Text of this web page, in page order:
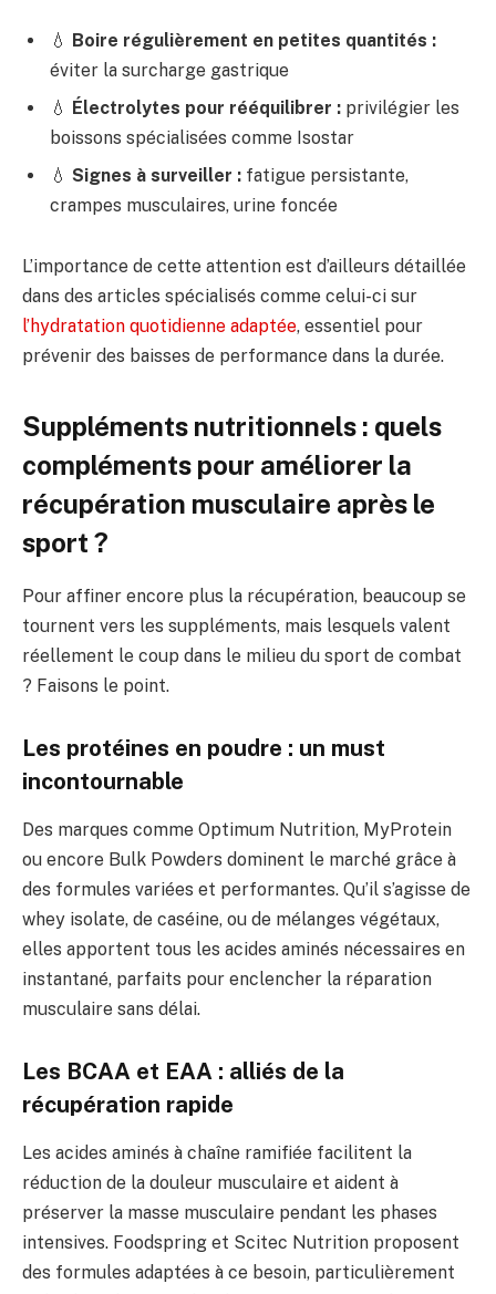
💧 Boire régulièrement en petites quantités :
éviter la surcharge gastrique
💧 Électrolytes pour rééquilibrer : privilégier les
boissons spécialisées comme Isostar
💧 Signes à surveiller : fatigue persistante,
crampes musculaires, urine foncée
L’importance de cette attention est d’ailleurs détaillée
dans des articles spécialisés comme celui-ci sur
l’hydratation quotidienne adaptée, essentiel pour
prévenir des baisses de performance dans la durée.
Suppléments nutritionnels : quels
compléments pour améliorer la
récupération musculaire après le
sport ?
Pour affiner encore plus la récupération, beaucoup se
tournent vers les suppléments, mais lesquels valent
réellement le coup dans le milieu du sport de combat
? Faisons le point.
Les protéines en poudre : un must
incontournable
Des marques comme Optimum Nutrition, MyProtein
ou encore Bulk Powders dominent le marché grâce à
des formules variées et performantes. Qu’il s’agisse de
whey isolate, de caséine, ou de mélanges végétaux,
elles apportent tous les acides aminés nécessaires en
instantané, parfaits pour enclencher la réparation
musculaire sans délai.
Les BCAA et EAA : alliés de la
récupération rapide
Les acides aminés à chaîne ramifiée facilitent la
réduction de la douleur musculaire et aident à
préserver la masse musculaire pendant les phases
intensives. Foodspring et Scitec Nutrition proposent
des formules adaptées à ce besoin, particulièrement